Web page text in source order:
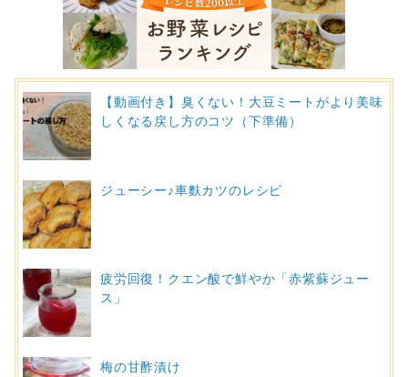
【動画付き】臭くない！大豆ミートがより美味
しくなる戻し方のコツ（下準備）
ジューシー♪車麩カツのレシピ
疲労回復！クエン酸で鮮やか「赤紫蘇ジュー
ス」
梅の甘酢漬け